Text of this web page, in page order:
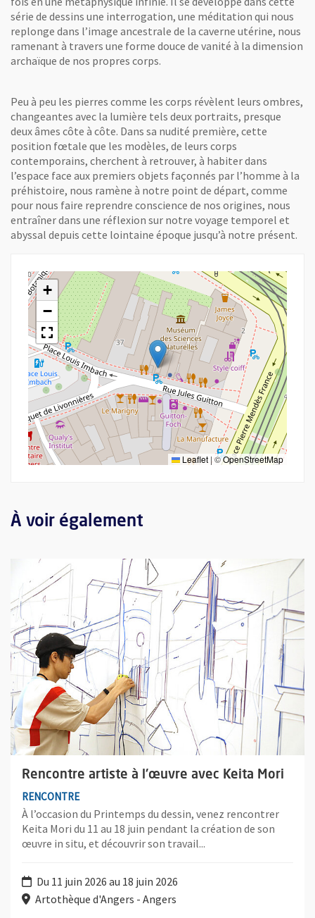
série de dessins une interrogation, une méditation qui nous
replonge dans l’image ancestrale de la caverne utérine, nous
ramenant à travers une forme douce de vanité à la dimension
archaïque de nos propres corps.
Peu à peu les pierres comme les corps révèlent leurs ombres,
changeantes avec la lumière tels deux portraits, presque
deux âmes côte à côte. Dans sa nudité première, cette
position fœtale que les modèles, de leurs corps
contemporains, cherchent à retrouver, à habiter dans
l’espace face aux premiers objets façonnés par l’homme à la
préhistoire, nous ramène à notre point de départ, comme
pour nous faire reprendre conscience de nos origines, nous
entraîner dans une réflexion sur notre voyage temporel et
abyssal depuis cette lointaine époque jusqu’à notre présent.
+
−
Leaflet |©OpenStreetMap
À voir également
Rencontre artiste à l'œuvre avec Keita Mori
RENCONTRE
À l’occasion du Printemps du dessin, venez rencontrer
Keita Mori du 11 au 18 juin pendant la création de son
œuvre in situ, et découvrir son travail...
Du 11 juin 2026 au 18 juin 2026
Artothèque d'Angers - Angers
Plus d'information sur l'évènement : Rencontre artiste à